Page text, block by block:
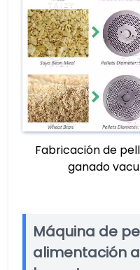
Fabricación de
ganado
Máquina de
alimentación